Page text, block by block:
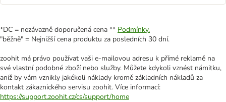
*DC = nezávazně doporučená cena ** Podmínky.
"běžně" = Nejnižší cena produktu za posledních 30 dní.
zoohit má právo používat vaši e-mailovou adresu k přímé reklamě na
své vlastní podobné zboží nebo služby. Můžete kdykoli vznést námitku,
aniž by vám vznikly jakékoli náklady kromě základních nákladů za
kontakt zákaznického servisu zoohit. Více informací:
https://support.zoohit.cz/cs/support/home